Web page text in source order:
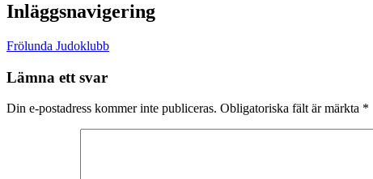
Inläggsnavigering
Frölunda Judoklubb
Lämna ett svar
Din e-postadress kommer inte publiceras. Obligatoriska fält är märkta *